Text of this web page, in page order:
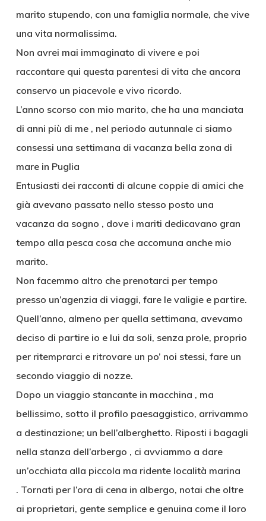
marito stupendo, con una famiglia normale, che vive
una vita normalissima.
Non avrei mai immaginato di vivere e poi
raccontare qui questa parentesi di vita che ancora
conservo un piacevole e vivo ricordo.
L’anno scorso con mio marito, che ha una manciata
di anni più di me , nel periodo autunnale ci siamo
consessi una settimana di vacanza bella zona di
mare in Puglia
Entusiasti dei racconti di alcune coppie di amici che
già avevano passato nello stesso posto una
vacanza da sogno , dove i mariti dedicavano gran
tempo alla pesca cosa che accomuna anche mio
marito.
Non facemmo altro che prenotarci per tempo
presso un’agenzia di viaggi, fare le valigie e partire.
Quell’anno, almeno per quella settimana, avevamo
deciso di partire io e lui da soli, senza prole, proprio
per ritemprarci e ritrovare un po’ noi stessi, fare un
secondo viaggio di nozze.
Dopo un viaggio stancante in macchina , ma
bellissimo, sotto il profilo paesaggistico, arrivammo
a destinazione; un bell’alberghetto. Riposti i bagagli
nella stanza dell’arbergo , ci avviammo a dare
un’occhiata alla piccola ma ridente località marina
. Tornati per l’ora di cena in albergo, notai che oltre
ai proprietari, gente semplice e genuina come il loro